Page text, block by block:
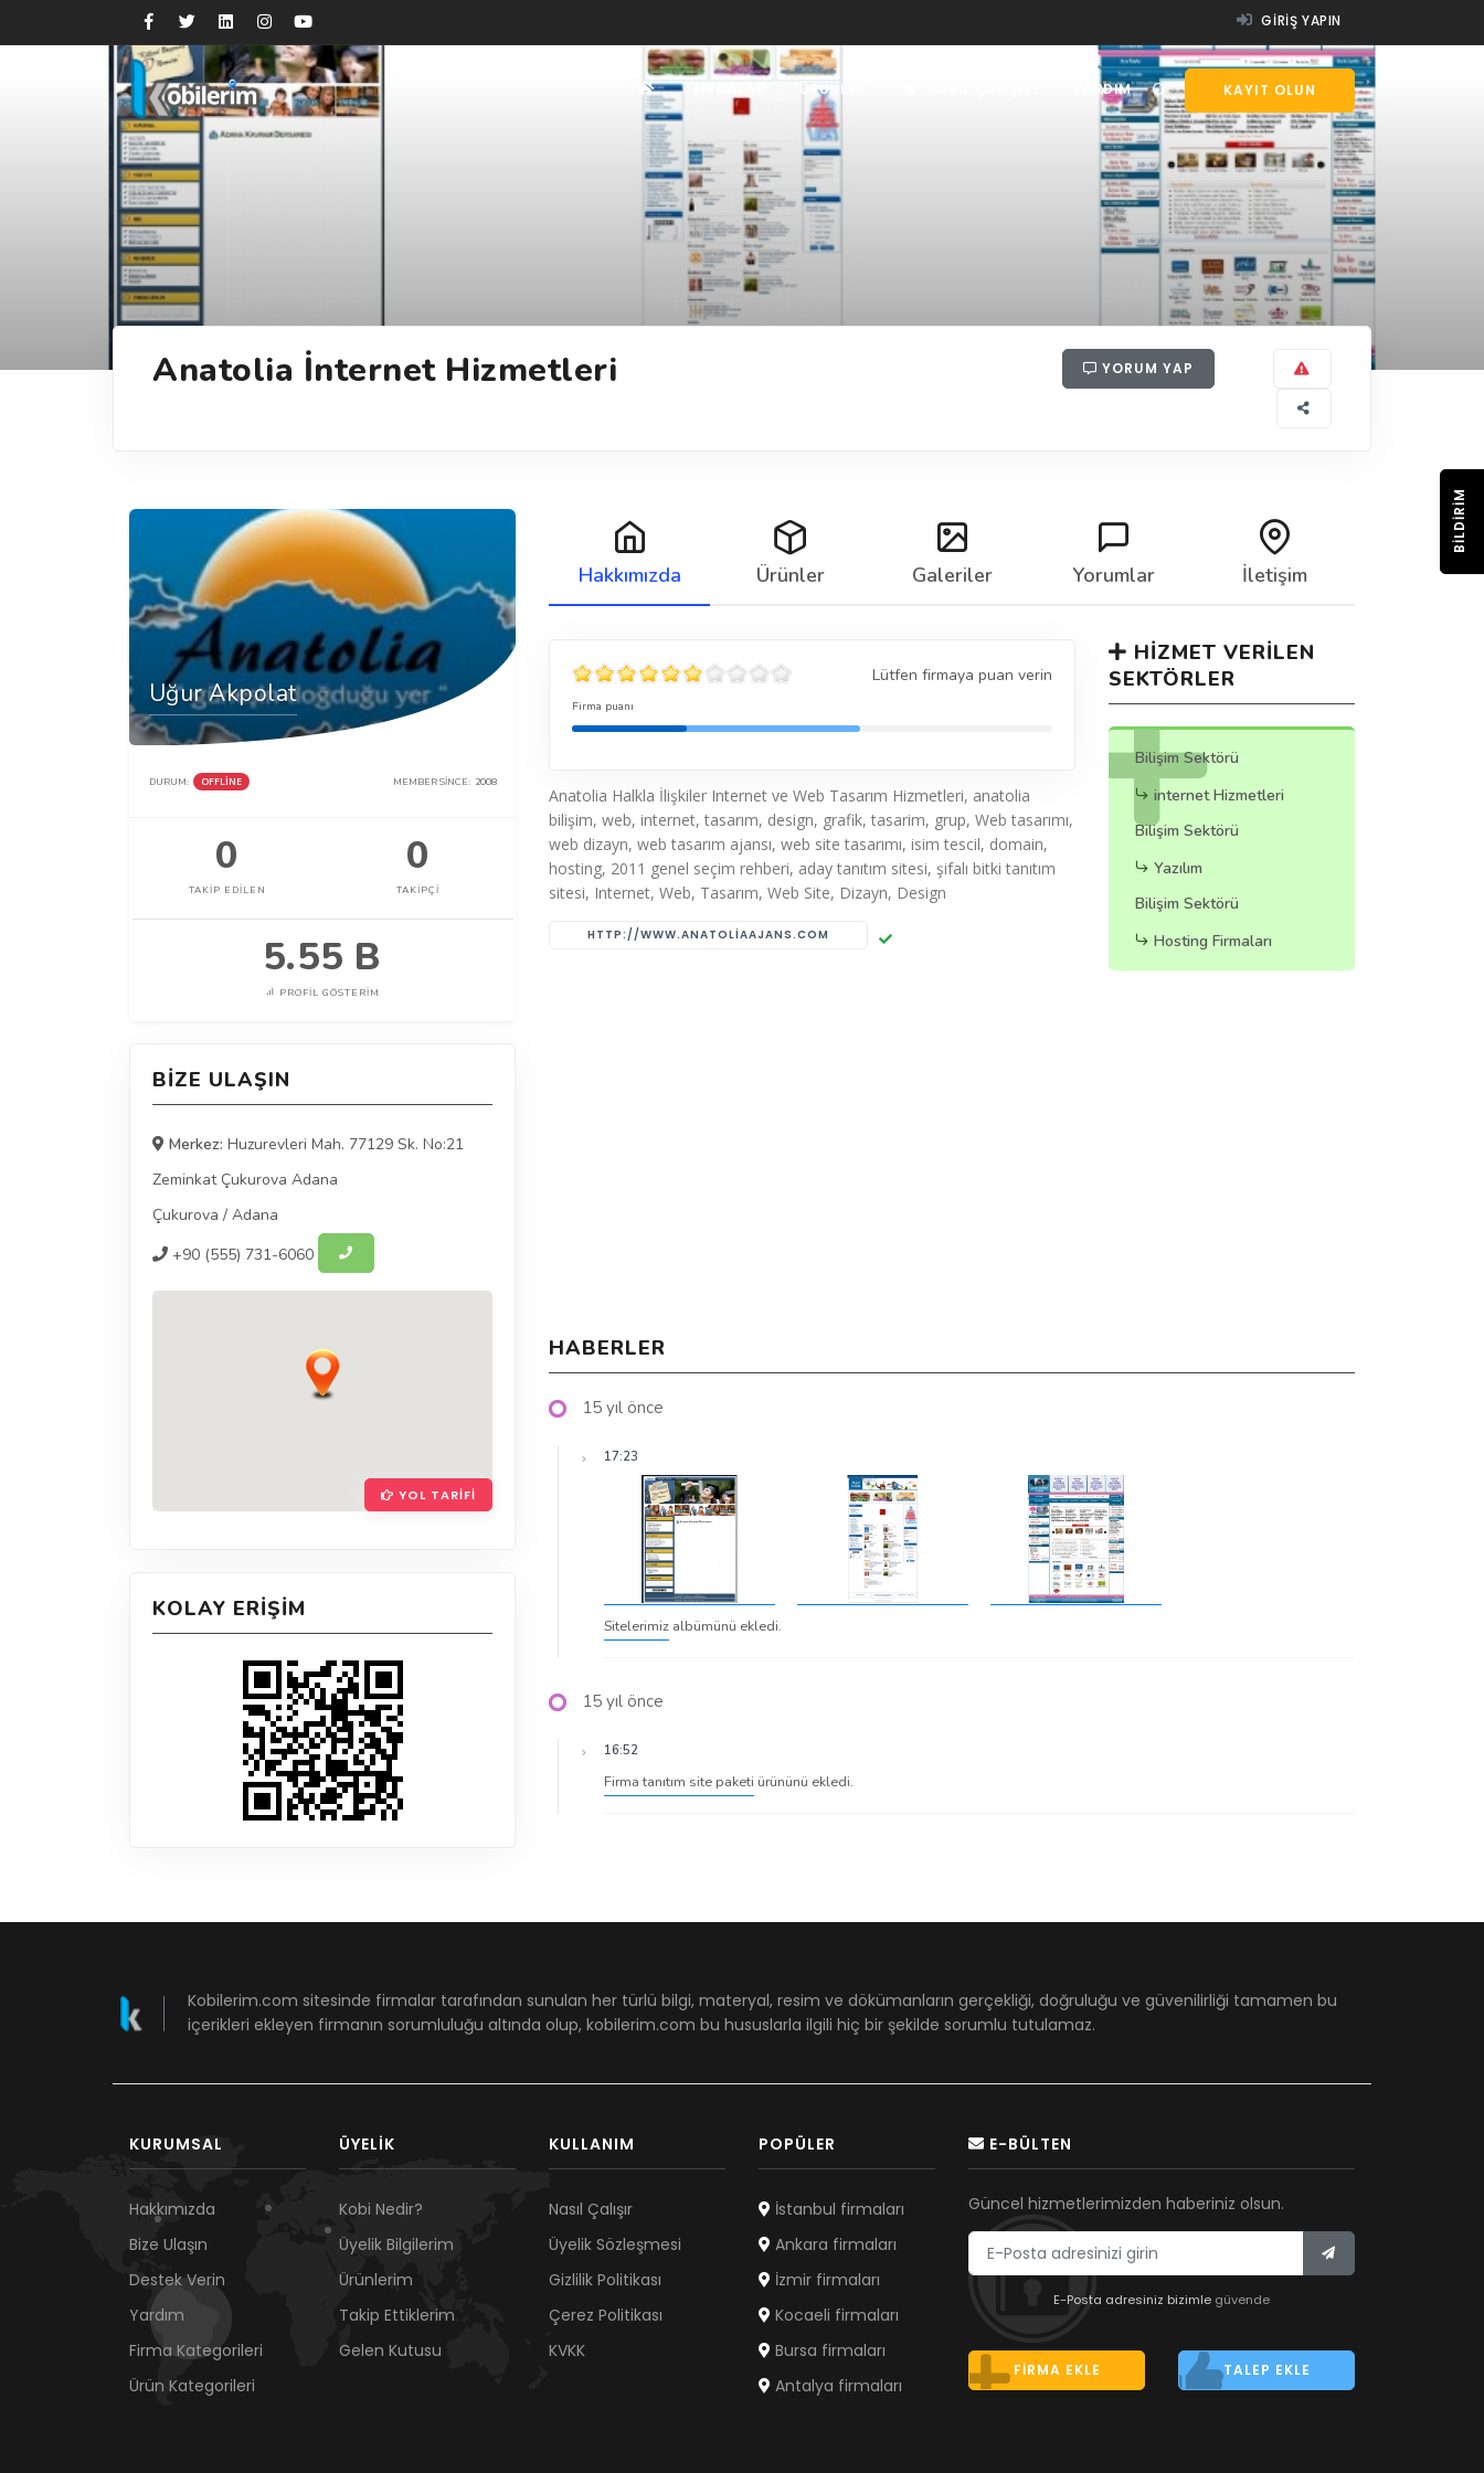
GIRIŞ YAPIN
KAYIT OLUN
ÜRÜNLER YARDIM
Anatolia İnternet Hizmetleri YORUM YAP
Uğur Akpolat
DURUM: OFFLINE MEMBER SINCE: 2008
0
TAKIP EDILEN
0
TAKIPÇI
5.55 B
PROFIL GÖSTERIM
BIZE ULAŞIN
Merkez: Huzurevleri Mah. 77129 Sk. No:21
Zeminkat Çukurova Adana
Çukurova / Adana
+90 (555) 731-6060
YOL TARIFI
KOLAY ERIŞIM
Hakkımızda Ürünler Galeriler Yorumlar İletişim
Lütfen firmaya puan verin
Firma puanı
Anatolia Halkla İlişkiler Internet ve Web Tasarım Hizmetleri, anatolia
bilişim, web, internet, tasarım, design, grafik, tasarim, grup, Web tasarımı,
web dizayn, web tasarım ajansı, web site tasarımı, isim tescil, domain,
hosting, 2011 genel seçim rehberi, aday tanıtım sitesi, şifalı bitki tanıtım
sitesi, Internet, Web, Tasarım, Web Site, Dizayn, Design
HTTP://WWW.ANATOLIAAJANS.COM
HIZMET VERILEN
SEKTÖRLER
Bilişim Sektörü
internet Hizmetleri
Bilişim Sektörü
Yazılım
Bilişim Sektörü
Hosting Firmaları
HABERLER
15 yıl önce
17:23
Sitelerimiz albümünü ekledi.
15 yıl önce
16:52
Firma tanıtım site paketi ürününü ekledi.
Kobilerim.com sitesinde firmalar tarafından sunulan her türlü bilgi, materyal, resim ve dökümanların gerçekliği, doğruluğu ve güvenilirliği tamamen bu
içerikleri ekleyen firmanın sorumluluğu altında olup, kobilerim.com bu hususlarla ilgili hiç bir şekilde sorumlu tutulamaz.
KURUMSAL
Hakkımızda
Bize Ulaşın
Destek Verin
Yardım
Firma Kategorileri
Ürün Kategorileri
ÜYELIK
Kobi Nedir?
Üyelik Bilgilerim
Ürünlerim
Takip Ettiklerim
Gelen Kutusu
KULLANIM
Nasıl Çalışır
Üyelik Sözleşmesi
Gizlilik Politikası
Çerez Politikası
KVKK
POPÜLER
İstanbul firmaları
Ankara firmaları
İzmir firmaları
Kocaeli firmaları
Bursa firmaları
Antalya firmaları
E-BÜLTEN
Güncel hizmetlerimizden haberiniz olsun.
E-Posta adresiniz bizimle güvende
FIRMA EKLE TALEP EKLE
BILDIRIM